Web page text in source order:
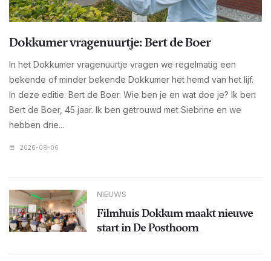
Dokkumer vragenuurtje: Bert de Boer
In het Dokkumer vragenuurtje vragen we regelmatig een
bekende of minder bekende Dokkumer het hemd van het lijf.
In deze editie: Bert de Boer. Wie ben je en wat doe je? Ik ben
Bert de Boer, 45 jaar. Ik ben getrouwd met Siebrine en we
hebben drie...
2026-08-06
NIEUWS
Filmhuis Dokkum maakt nieuwe
start in De Posthoorn